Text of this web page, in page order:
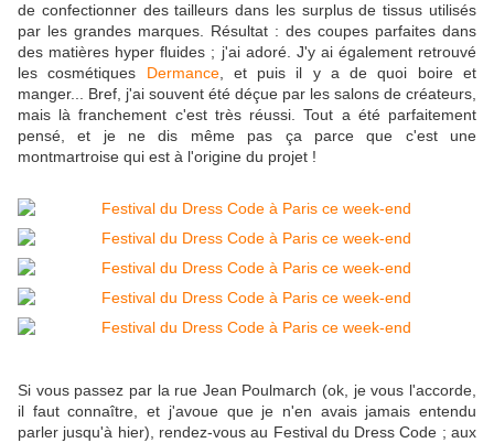
de confectionner des tailleurs dans les surplus de tissus utilisés
par les grandes marques. Résultat : des coupes parfaites dans
des matières hyper fluides ; j'ai adoré. J'y ai également retrouvé
les cosmétiques Dermance, et puis il y a de quoi boire et
manger... Bref, j'ai souvent été déçue par les salons de créateurs,
mais là franchement c'est très réussi. Tout a été parfaitement
pensé, et je ne dis même pas ça parce que c'est une
montmartroise qui est à l'origine du projet !
Si vous passez par la rue Jean Poulmarch (ok, je vous l'accorde,
il faut connaître, et j'avoue que je n'en avais jamais entendu
parler jusqu'à hier), rendez-vous au Festival du Dress Code ; aux